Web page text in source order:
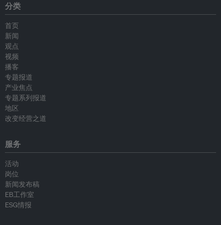
分类
首页
新闻
观点
视频
播客
专题报道
产业焦点
专题系列报道
地区
改变经营之道
服务
活动
岗位
新闻发布稿
EB工作室
ESG情报